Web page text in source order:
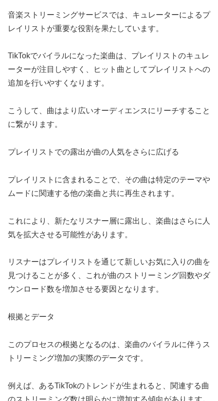
音楽ストリーミングサービスでは、キュレーターによるプ
レイリストが重要な役割を果たしています。
TikTokでバイラルになった楽曲は、プレイリストのキュレ
ーターが注目しやすく、ヒット曲としてプレイリストへの
追加を行いやすくなります。
こうして、曲はより広いオーディエンスにリーチすること
に繋がります。
プレイリストでの露出が曲の人気をさらに広げる
プレイリストに含まれることで、その曲は特定のテーマや
ムードに関連する他の楽曲と共に再生されます。
これにより、新たなリスナー層に露出し、楽曲はさらに人
気を拡大させる可能性があります。
リスナーはプレイリストを通じて新しいお気に入りの曲を
見つけることが多く、これが曲のストリーミング回数やダ
ウンロード数を増加させる要因となります。
根拠とデータ
このプロセスの根拠となるのは、楽曲のバイラルに伴うス
トリーミング増加の実際のデータです。
例えば、あるTikTokのトレンドが生まれると、関連する曲
のストリーミング数は明らかに増加する傾向があります。